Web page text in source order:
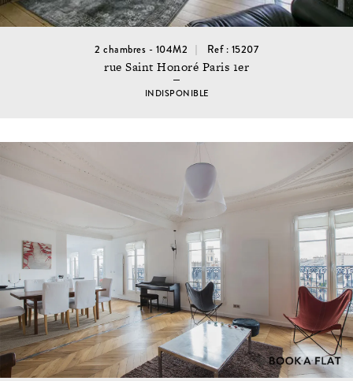
2 chambres - 104M2 Ref : 15207
rue Saint Honoré Paris 1er
INDISPONIBLE